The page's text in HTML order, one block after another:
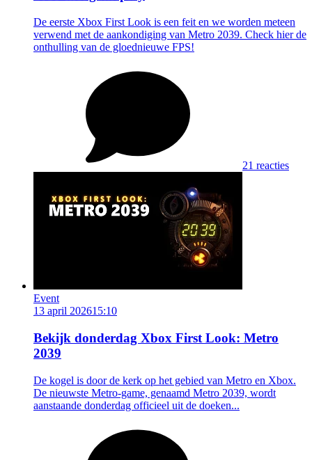
De eerste Xbox First Look is een feit en we worden meteen
verwend met de aankondiging van Metro 2039. Check hier de
onthulling van de gloednieuwe FPS!
21 reacties
Event
13 april 202615:10
Bekijk donderdag Xbox First Look: Metro
2039
De kogel is door de kerk op het gebied van Metro en Xbox.
De nieuwste Metro-game, genaamd Metro 2039, wordt
aanstaande donderdag officieel uit de doeken...